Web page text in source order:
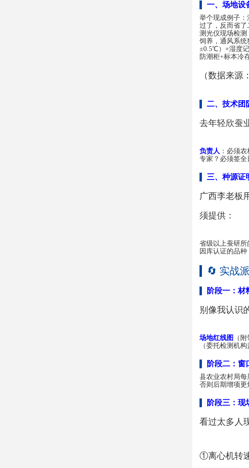
一、场地设
举个现成例子
过了，反而省了
测光仪现场检测
饲养，通风系
±0.5℃）+湿度
防潮柜+标本冷
（数据来源
二、技术团
去年轻欣蚕
负责人 ：必须
专家？必须签
三、种源证
广西李老板
须提供：
省级以上蚕研
因库认证的品种
🔄 实战
阶段一：材
别像我认识
场地红线图 （
（委托检测机
阶段二：窗
县农业农村局每
否则后期增项
阶段三：现
看过太多人
①离心机转